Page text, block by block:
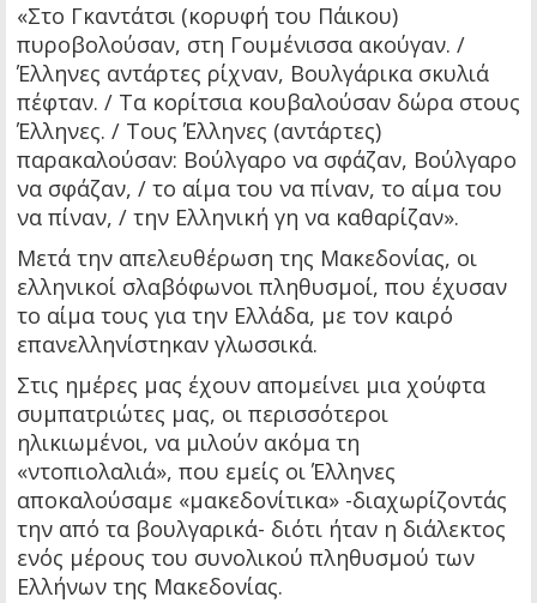
«Στο Γκαντάτσι (κορυφή του Πάικου)
πυροβολούσαν, στη Γουμένισσα ακούγαν. /
Έλληνες αντάρτες ρίχναν, Βουλγάρικα σκυλιά
πέφταν. / Τα κορίτσια κουβαλούσαν δώρα στους
Έλληνες. / Τους Έλληνες (αντάρτες)
παρακαλούσαν: Βούλγαρο να σφάζαν, Βούλγαρο
να σφάζαν, / το αίμα του να πίναν, το αίμα του
να πίναν, / την Ελληνική γη να καθαρίζαν».
Μετά την απελευθέρωση της Μακεδονίας, οι
ελληνικοί σλαβόφωνοι πληθυσμοί, που έχυσαν
το αίμα τους για την Ελλάδα, με τον καιρό
επανελληνίστηκαν γλωσσικά.
Στις ημέρες μας έχουν απομείνει μια χούφτα
συμπατριώτες μας, οι περισσότεροι
ηλικιωμένοι, να μιλούν ακόμα τη
«ντοπιολαλιά», που εμείς οι Έλληνες
αποκαλούσαμε «μακεδονίτικα» -διαχωρίζοντάς
την από τα βουλγαρικά- διότι ήταν η διάλεκτος
ενός μέρους του συνολικού πληθυσμού των
Ελλήνων της Μακεδονίας.